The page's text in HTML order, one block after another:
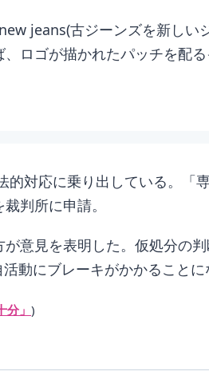
jeans(古ジーンズを新しい
ロゴが描かれたパッチを配
対応に乗り出している。「
判所に申請。
意見を表明した。仮処分の
動にブレーキがかかることに
」 )